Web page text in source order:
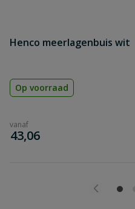
Beoordeling versturen
Henco meerlagenbuis wit
Op voorraad
vanaf
€
43,06